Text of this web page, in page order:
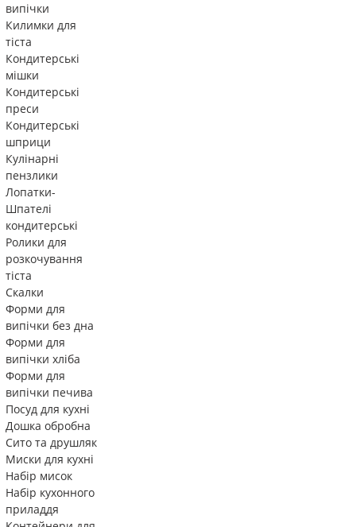
випічки
Килимки для
тіста
Кондитерські
мішки
Кондитерські
преси
Кондитерські
шприци
Кулінарні
пензлики
Лопатки-
Шпателі
кондитерські
Ролики для
розкочування
тіста
Скалки
Форми для
випічки без дна
Форми для
випічки хліба
Форми для
випічки печива
Посуд для кухні
Дошка обробна
Сито та друшляк
Миски для кухні
Набір мисок
Набір кухонного
приладдя